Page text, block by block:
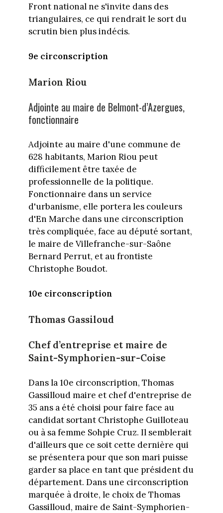
Front national ne s'invite dans des
triangulaires, ce qui rendrait le sort du
scrutin bien plus indécis.
9e circonscription
Marion Riou
Adjointe au maire de Belmont-d’Azergues,
fonctionnaire
Adjointe au maire d'une commune de
628 habitants, Marion Riou peut
difficilement être taxée de
professionnelle de la politique.
Fonctionnaire dans un service
d'urbanisme, elle portera les couleurs
d'En Marche dans une circonscription
très compliquée, face au député sortant,
le maire de Villefranche-sur-Saône
Bernard Perrut, et au frontiste
Christophe Boudot.
10e circonscription
Thomas Gassiloud
Chef d’entreprise et maire de
Saint-Symphorien-sur-Coise
Dans la 10e circonscription, Thomas
Gassilloud maire et chef d'entreprise de
35 ans a été choisi pour faire face au
candidat sortant Christophe Guilloteau
ou à sa femme Sohpie Cruz. Il semblerait
d'ailleurs que ce soit cette dernière qui
se présentera pour que son mari puisse
garder sa place en tant que président du
département. Dans une circonscription
marquée à droite, le choix de Thomas
Gassilloud, maire de Saint-Symphorien-